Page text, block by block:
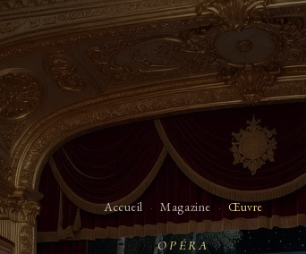
Accueil · Magazine · Œuvre
OPÉRA